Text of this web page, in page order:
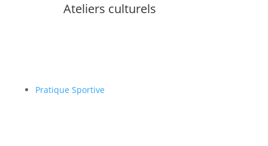
Ateliers culturels
Pratique Sportive